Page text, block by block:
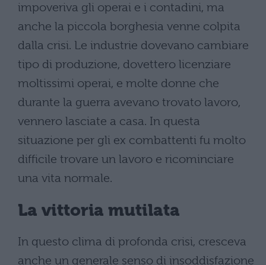
impoveriva gli operai e i contadini, ma
anche la piccola borghesia venne colpita
dalla crisi. Le industrie dovevano cambiare
tipo di produzione, dovettero licenziare
moltissimi operai, e molte donne che
durante la guerra avevano trovato lavoro,
vennero lasciate a casa. In questa
situazione per gli ex combattenti fu molto
difficile trovare un lavoro e ricominciare
una vita normale.
La vittoria mutilata
In questo clima di profonda crisi, cresceva
anche un generale senso di insoddisfazione